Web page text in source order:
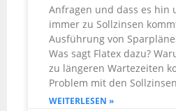
Anfragen und dass es hin
immer zu Sollzinsen
Ausführung von
Was sagt Flatex dazu?
zu längeren Wartezeiten
Problem mit den
WEITERLESEN »